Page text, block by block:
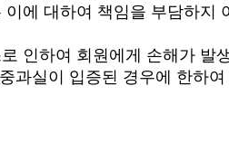
에 대하여 책임을 부담하지
인하여 회원에게 손해가 발
과실이 입증된 경우에 한하